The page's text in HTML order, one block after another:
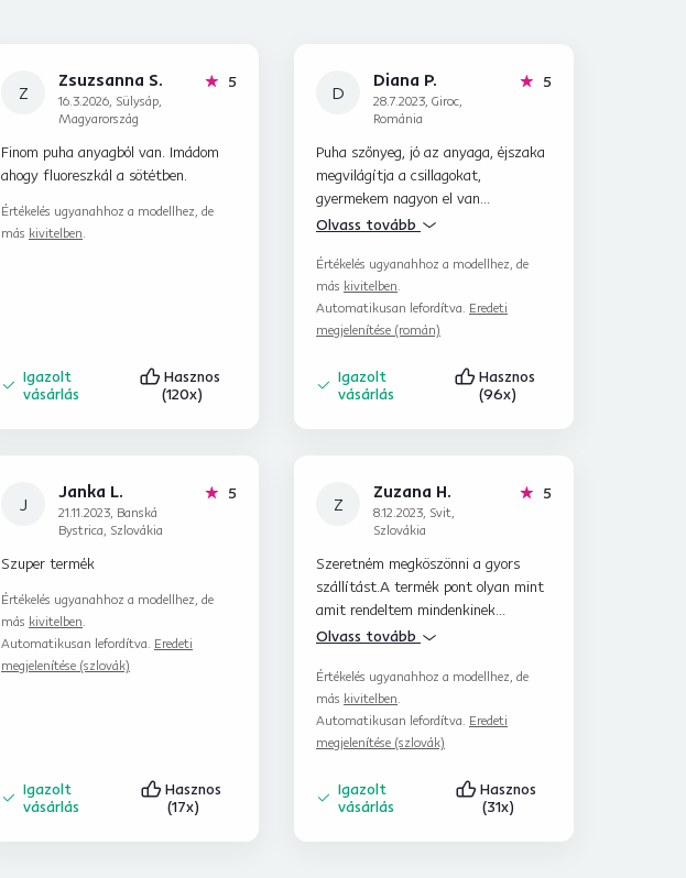
Z
Zsuzsanna S.
16.3.2026, Sülysáp,
Magyarország
5hviezdičiek
Finom puha anyagból van. Imádom
ahogy fluoreszkál a sötétben.
Értékelés ugyanahhoz a modellhez, de
más kivitelben.
Igazolt
vásárlás
Hasznos
(120x)
D
Diana P.
28.7.2023, Giroc,
Románia
5hviezdičiek
Puha szőnyeg, jó az anyaga, éjszaka
megvilágítja a csillagokat,
gyermekem nagyon el van
ragadtatva tőle.
Olvass tovább
Értékelés ugyanahhoz a modellhez, de
más kivitelben.
Automatikusan lefordítva. Eredeti
megjelenítése (román)
Igazolt
vásárlás
Hasznos
(96x)
J
Janka L.
21.11.2023, Banská
Bystrica, Szlovákia
5hviezdičiek
Szuper termék
Értékelés ugyanahhoz a modellhez, de
más kivitelben.
Automatikusan lefordítva. Eredeti
megjelenítése (szlovák)
Igazolt
vásárlás
Hasznos
(17x)
Z
Zuzana H.
8.12.2023, Svit,
Szlovákia
5hviezdičiek
Szeretném megköszönni a gyors
szállítást.A termék pont olyan mint
amit rendeltem mindenkinek
ajánlom.. hát, köszönöm
Olvass tovább
Értékelés ugyanahhoz a modellhez, de
más kivitelben
Automatikusan lefordítva. Eredeti
megjelenítése (szlovák)
Igazolt
vásárlás
Hasznos
(31x)